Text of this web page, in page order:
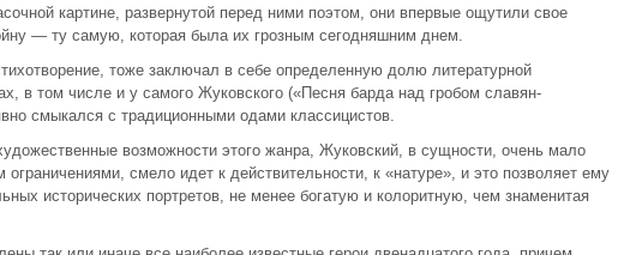
картине, развернутой перед ними поэтом, они впервые ощутили свое
— ту самую, которая была их грозным сегодняшним днем.
тоже заключал в себе определенную долю литературной
в том числе и у самого Жуковского («Песня барда над гробом славян-
смыкался с традиционными одами классицистов.
возможности этого жанра, Жуковский, в сущности, очень мало
смело идет к действительности, к «натуре», и это позволяет ему
исторических портретов, не менее богатую и колоритную, чем знаменитая